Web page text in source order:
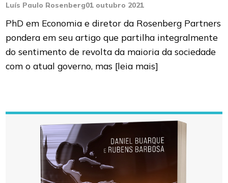
Luís Paulo Rosenberg01 outubro 2021
PhD em Economia e diretor da Rosenberg Partners
pondera em seu artigo que partilha integralmente
do sentimento de revolta da maioria da sociedade
com o atual governo, mas [leia mais]